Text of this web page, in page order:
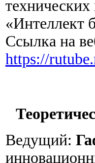
«Интеллект
Ссылка на
https://
Ведущий: